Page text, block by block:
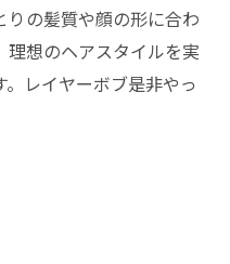
の髪質や顔の形に合わ
想のヘアスタイルを実
レイヤーボブ是非やっ